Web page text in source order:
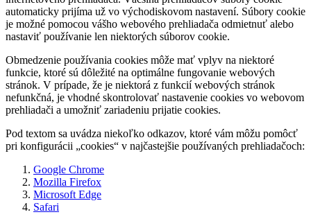
automaticky prijíma už vo východiskovom nastavení. Súbory cookie
je možné pomocou vášho webového prehliadača odmietnuť alebo
nastaviť používanie len niektorých súborov cookie.
Obmedzenie používania cookies môže mať vplyv na niektoré
funkcie, ktoré sú dôležité na optimálne fungovanie webových
stránok. V prípade, že je niektorá z funkcií webových stránok
nefunkčná, je vhodné skontrolovať nastavenie cookies vo webovom
prehliadači a umožniť zariadeniu prijatie cookies.
Pod textom sa uvádza niekoľko odkazov, ktoré vám môžu pomôcť
pri konfigurácii „cookies“ v najčastejšie používaných prehliadačoch:
Google Chrome
Mozilla Firefox
Microsoft Edge
Safari